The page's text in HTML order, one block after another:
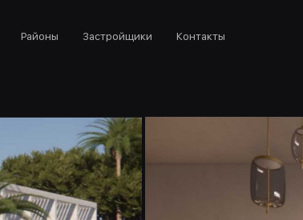
Районы Застройщики Контакты